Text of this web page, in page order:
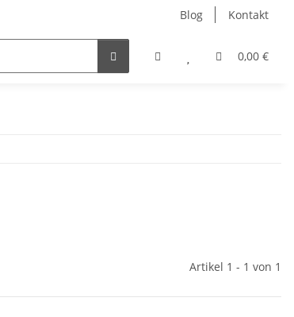
Blog Kontakt
0,00 €
Artikel 1 - 1 von 1